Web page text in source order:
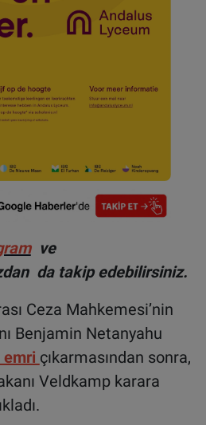
ve
da takip edebilirsiniz.
Ceza Mahkemesi’nin
Benjamin Netanyahu
çıkarmasından sonra,
Veldkamp karara